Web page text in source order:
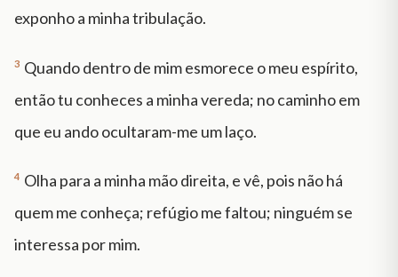
exponho a minha tribulação.
3 Quando dentro de mim esmorece o meu espírito,
então tu conheces a minha vereda; no caminho em
que eu ando ocultaram-me um laço.
4 Olha para a minha mão direita, e vê, pois não há
quem me conheça; refúgio me faltou; ninguém se
interessa por mim.